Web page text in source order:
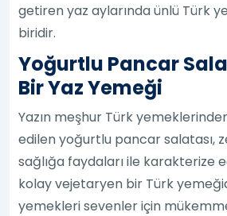
getiren yaz aylarında ünlü Türk
biridir.
Yoğurtlu Pancar
Bir Yaz Yemeği
Yazın meşhur Türk
edilen yoğurtlu pancar salatası,
sağlığa faydaları ile karakterize
kolay vejetaryen bir Türk
yemekleri sevenler için